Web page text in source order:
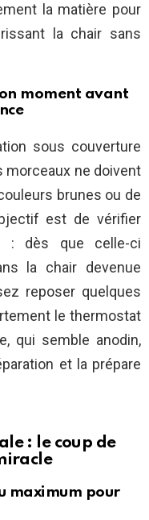
la matière pour
la chair sans
moment avant
sous couverture
morceaux ne doivent
brunes ou de
est de vérifier
: dès que celle-ci
la chair devenue
reposer quelques
le thermostat
qui semble anodin,
et la prépare
: le coup de
maximum pour